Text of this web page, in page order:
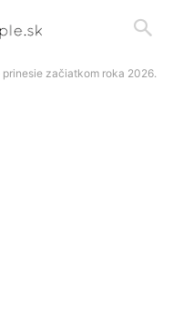
začiatkom roka 2026.